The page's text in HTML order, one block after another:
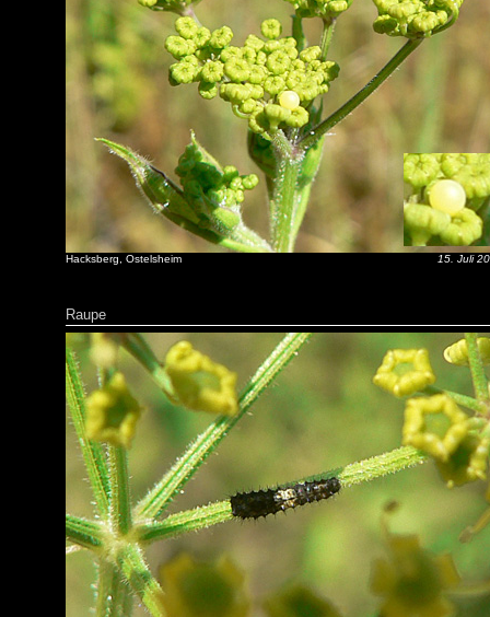
Hacksberg, Ostelsheim 15. Juli
Raupe